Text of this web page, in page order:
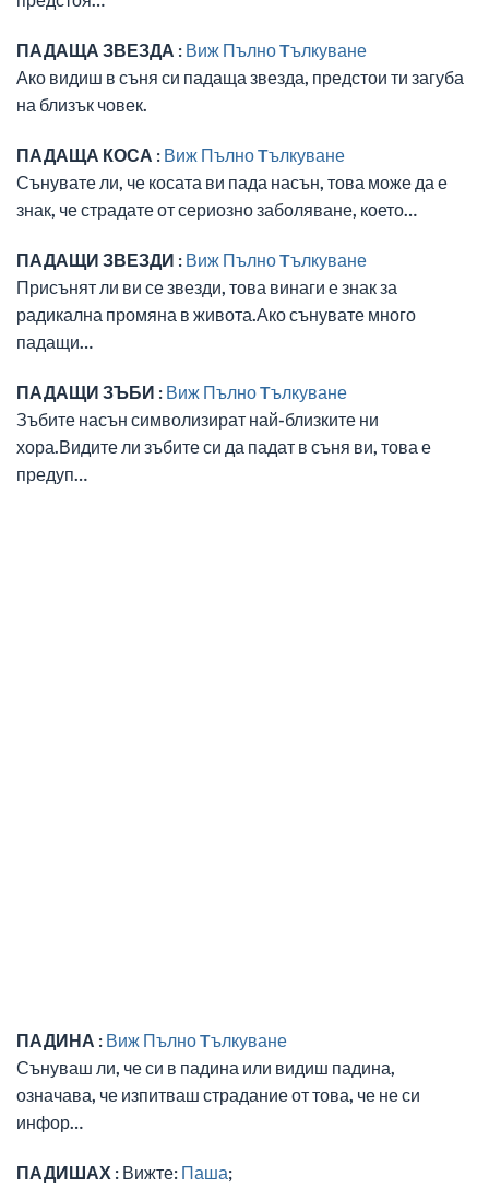
ПАДАЩА ЗВЕЗДА : Виж Пълно Tълкуване
Ако видиш в съня си падаща звезда, предстои ти загуба
на близък човек.
ПАДАЩА КОСА : Виж Пълно Tълкуване
Сънувате ли, че косата ви пада насън, това може да е
знак, че страдате от сериозно заболяване, което…
ПАДАЩИ ЗВЕЗДИ : Виж Пълно Tълкуване
Присънят ли ви се звезди, това винаги е знак за
радикална промяна в живота.Ако сънувате много
падащи…
ПАДАЩИ ЗЪБИ : Виж Пълно Tълкуване
Зъбите насън символизират най-близките ни
хора.Видите ли зъбите си да падат в съня ви, това е
предуп…
ПАДИНА : Виж Пълно Tълкуване
Сънуваш ли, че си в падина или видиш падина,
означава, че изпитваш страдание от това, че не си
инфор…
ПАДИШАХ : Вижте: Паша;